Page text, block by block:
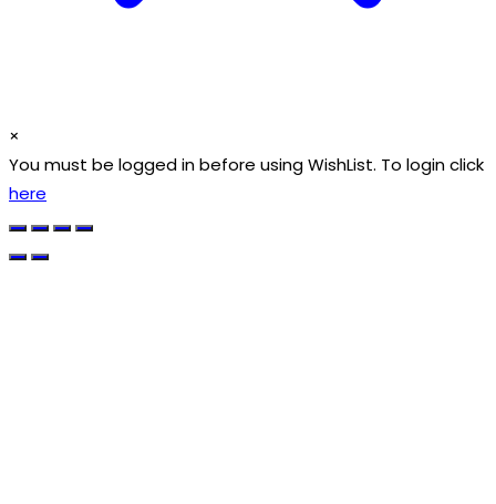
×
You must be logged in before using WishList. To login click
here